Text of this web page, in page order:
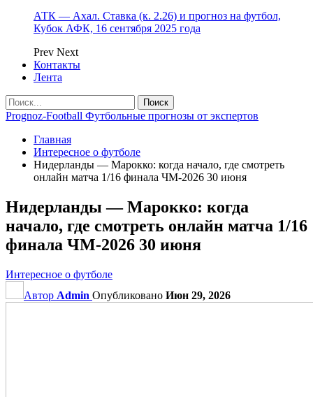
АТК — Ахал. Ставка (к. 2.26) и прогноз на футбол,
Кубок АФК, 16 сентября 2025 года
Prev Next
Контакты
Лента
Prognoz-Football Футбольные прогнозы от экспертов
Главная
Интересное о футболе
Нидерланды — Марокко: когда начало, где смотреть
онлайн матча 1/16 финала ЧМ‑2026 30 июня
Нидерланды — Марокко: когда
начало, где смотреть онлайн матча 1/16
финала ЧМ‑2026 30 июня
Интересное о футболе
Автор Admin Опубликовано Июн 29, 2026